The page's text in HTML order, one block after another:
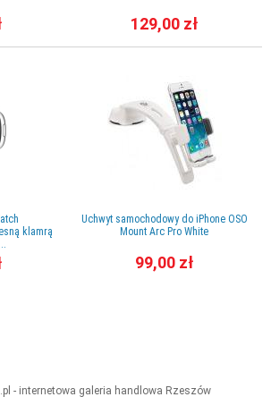
klamrą
129,00 zł
Uchwyt samochodowy do iPhone OSO
Mount Arc Pro White
99,00 zł
- internetowa galeria handlowa Rzeszów